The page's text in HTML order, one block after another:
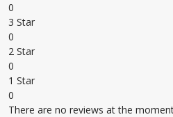
0
3 Star
0
2 Star
0
1 Star
0
There are no reviews at the